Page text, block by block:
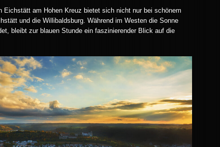
Eichstätt am Hohen Kreuz bietet sich nicht nur bei schönem
und die Willibaldsburg. Während im Westen die Sonne
bleibt zur blauen Stunde ein faszinierender Blick auf die